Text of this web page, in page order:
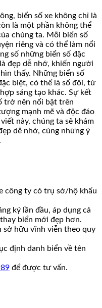
biển số xe không chỉ là
là một phần không thể
chúng ta. Mỗi biển số
riêng và có thể làm nổi
số những biển số đặc
đẹp dễ nhớ, khiến người
thấy. Những biển số
biệt, có thể là số đôi, tứ
sáng tạo khác. Sự kết
trở nên nổi bật trên
mạnh mẽ và độc đáo
này, chúng ta sẽ khám
dễ nhớ, cùng những ý
công ty có trụ sở/hộ khẩu
ký lần đầu, áp dụng cả
biển mới đẹp hơn.
sở hữu vĩnh viễn theo quy
định danh biển về tên
để được tư vấn.